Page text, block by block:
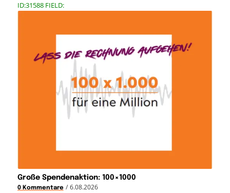
ID:31588 FIELD:
Große Spendenaktion: 100×1000
0 Kommentare / 6.08.2026